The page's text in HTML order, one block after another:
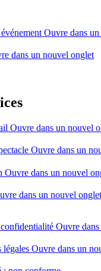
Ouvre dans
dans un nouvel onglet
Ouvre dans un nouvel
Ouvre dans un
Ouvre dans un nouvel
dans un nouvel onglet
Ouvre
légales Ouvre dans un